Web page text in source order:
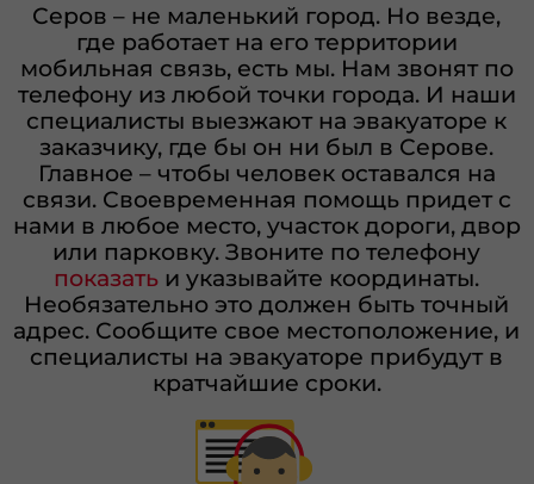
Серов – не маленький город. Но везде,
где работает на его территории
мобильная связь, есть мы. Нам звонят по
телефону из любой точки города. И наши
специалисты выезжают на эвакуаторе к
заказчику, где бы он ни был в Серове.
Главное – чтобы человек оставался на
связи. Своевременная помощь придет с
нами в любое место, участок дороги, двор
или парковку. Звоните по телефону
показать и указывайте координаты.
Необязательно это должен быть точный
адрес. Сообщите свое местоположение, и
специалисты на эвакуаторе прибудут в
кратчайшие сроки.